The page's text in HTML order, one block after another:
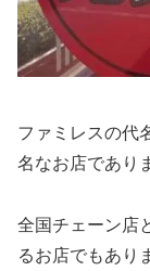
ファミレスの代
名なお店であり
全国チェーン店
るお店でもあり